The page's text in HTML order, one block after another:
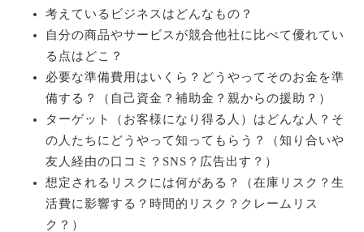
考えているビジネスはどんなもの？
自分の商品やサービスが競合他社に比べて優れてい
る点はどこ？
必要な準備費用はいくら？どうやってそのお金を準
備する？（自己資金？補助金？親からの援助？）
ターゲット（お客様になり得る人）はどんな人？そ
の人たちにどうやって知ってもらう？（知り合いや
友人経由の口コミ？SNS？広告出す？）
想定されるリスクには何がある？（在庫リスク？生
活費に影響する？時間的リスク？クレームリス
ク？）